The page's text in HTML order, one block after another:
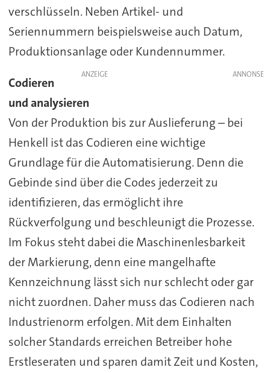
verschlüsseln. Neben Artikel- und
Seriennummern beispielsweise auch Datum,
Produktionsanlage oder Kundennummer.
ANZEIGE
Codieren
und analysieren
Von der Produktion bis zur Auslieferung – bei
Henkell ist das Codieren eine wichtige
Grundlage für die Automatisierung. Denn die
Gebinde sind über die Codes jederzeit zu
identifizieren, das ermöglicht ihre
Rückverfolgung und beschleunigt die Prozesse.
Im Fokus steht dabei die Maschinenlesbarkeit
der Markierung, denn eine mangelhafte
Kennzeichnung lässt sich nur schlecht oder gar
nicht zuordnen. Daher muss das Codieren nach
Industrienorm erfolgen. Mit dem Einhalten
solcher Standards erreichen Betreiber hohe
Erstleseraten und sparen damit Zeit und Kosten,